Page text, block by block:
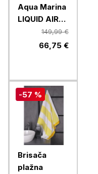
Aqua Marina
LIQUID AIR
(B0303022)
149,99 €
66,75 €
-57 %
Brisača
plažna